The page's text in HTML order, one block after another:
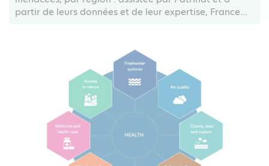
partir de leurs données et de leur expertise, France...